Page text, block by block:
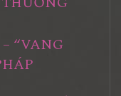
“VANG